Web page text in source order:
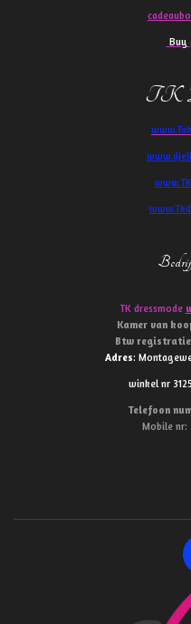
Buy
TK
TK dressmode
Kamer van
Btw registratie
Adres:
winkel nr
Telefoon
Mobile nr: